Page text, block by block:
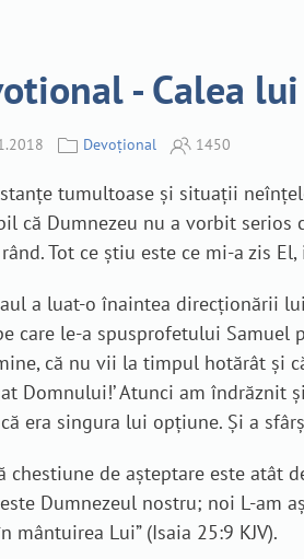
- Calea
Devoțional 1450
tumultoase și situații
că Dumnezeu nu a vorbit
Tot ce știu este ce mi-a zis
a luat-o înaintea direcționării
care le-a spusprofetului Samuel
că nu vii la timpul hotărât şi
Domnului!’ Atunci am îndrăznit
era singura lui opțiune. Și a
chestiune de așteptare este atât
Dumnezeul nostru; noi L-am
mântuirea Lui” (Isaia 25:9 KJV).